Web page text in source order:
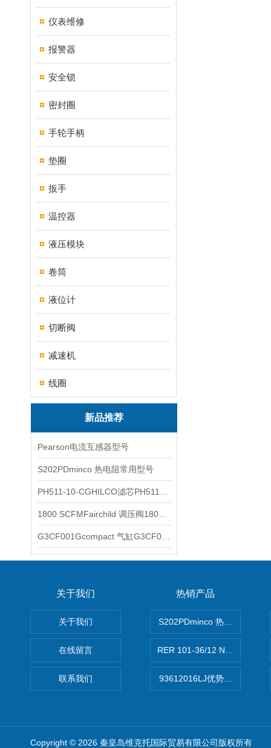
仪表维修
报警器
安全锁
密封圈
手轮手柄
垫圈
扳手
温控器
液压模块
卷筒
液位计
切断阀
减速机
线圈
新品推荐
Pearson电流互感器型号
S202PDminco 热电阻常用型号
关于我们
关于我们
在线留言
联系我们
热销产品
S202PDminco 热电阻
RER 101-36/12 NHH离心
93612016LJ优势供应美国
Copyright © 2026 秦皇岛维克托国际贸易有限公司版权所有